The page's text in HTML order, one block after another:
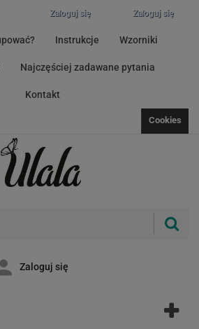
Zaloguj się
Zaloguj się
Instrukcje Wzorniki
Najczęściej zadawane pytania
Kontakt
Cookies
Zaloguj się